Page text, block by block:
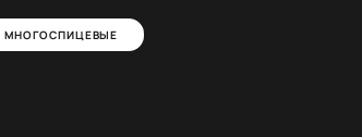
МНОГОСПИЦЕВЫЕ